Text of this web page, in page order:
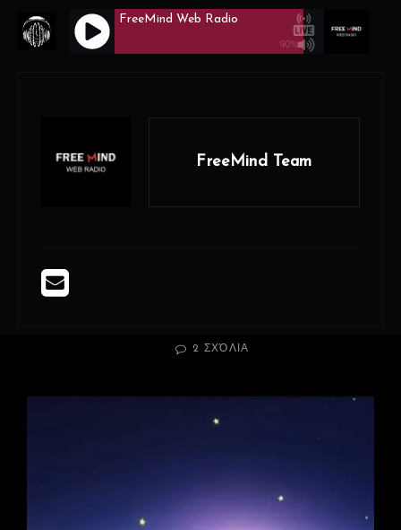
FREEMIND WEB RADIO
90%
FreeMind Web Radio
FreeMind Team
Αυτούς που Αγαπάς
ON
2 ΣΧΌΛΙΑ
ΝΑ